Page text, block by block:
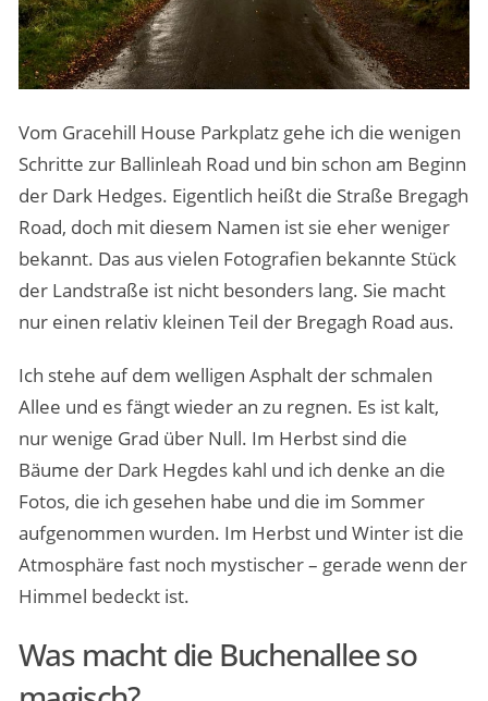
Vom Gracehill House Parkplatz gehe ich die wenigen
Schritte zur Ballinleah Road und bin schon am Beginn
der Dark Hedges. Eigentlich heißt die Straße Bregagh
Road, doch mit diesem Namen ist sie eher weniger
bekannt. Das aus vielen Fotografien bekannte Stück
der Landstraße ist nicht besonders lang. Sie macht
nur einen relativ kleinen Teil der Bregagh Road aus.
Ich stehe auf dem welligen Asphalt der schmalen
Allee und es fängt wieder an zu regnen. Es ist kalt,
nur wenige Grad über Null. Im Herbst sind die
Bäume der Dark Hegdes kahl und ich denke an die
Fotos, die ich gesehen habe und die im Sommer
aufgenommen wurden. Im Herbst und Winter ist die
Atmosphäre fast noch mystischer – gerade wenn der
Himmel bedeckt ist.
Was macht die Buchenallee so